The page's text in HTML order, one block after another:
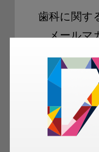
歯科に関す
メールマ
ご登録いただい
科衛生士、歯科
容のメールマガ